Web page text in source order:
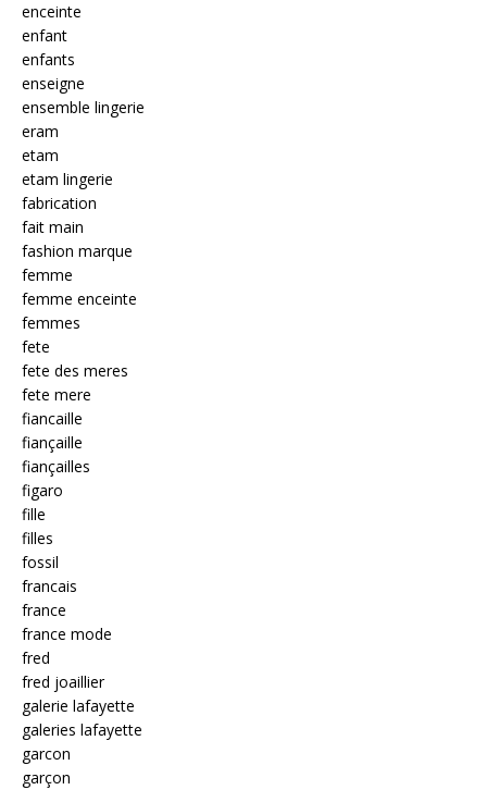
enceinte
enfant
enfants
enseigne
ensemble lingerie
eram
etam
etam lingerie
fabrication
fait main
fashion marque
femme
femme enceinte
femmes
fete
fete des meres
fete mere
fiancaille
fiançaille
fiançailles
figaro
fille
filles
fossil
francais
france
france mode
fred
fred joaillier
galerie lafayette
galeries lafayette
garcon
garçon